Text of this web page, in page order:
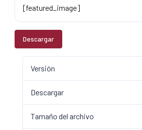
[featured_image]
Descargar
Versión
Descargar
Tamaño del archivo